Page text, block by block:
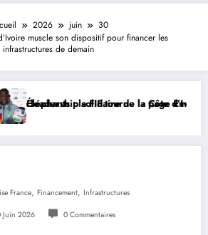
2026 juin
30
muscle son dispositif pour financer les
infrastructures de demain
la Côte d’Ivoire en Afrique
la page Emerse Faé Diplomatie
France, Financement, Infrastructures
Juin 2026 0 Commentaires